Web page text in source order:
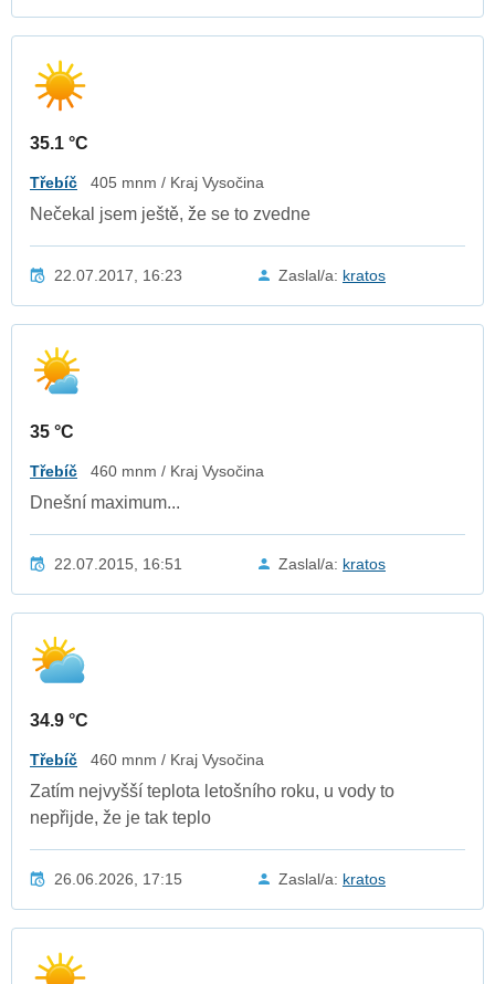
35.1 °C
Třebíč 405 mnm / Kraj Vysočina
Nečekal jsem ještě, že se to zvedne
22.07.2017, 16:23 Zaslal/a: kratos
35 °C
Třebíč 460 mnm / Kraj Vysočina
Dnešní maximum...
22.07.2015, 16:51 Zaslal/a: kratos
34.9 °C
Třebíč 460 mnm / Kraj Vysočina
Zatím nejvyšší teplota letošního roku, u vody to
nepřijde, že je tak teplo
26.06.2026, 17:15 Zaslal/a: kratos